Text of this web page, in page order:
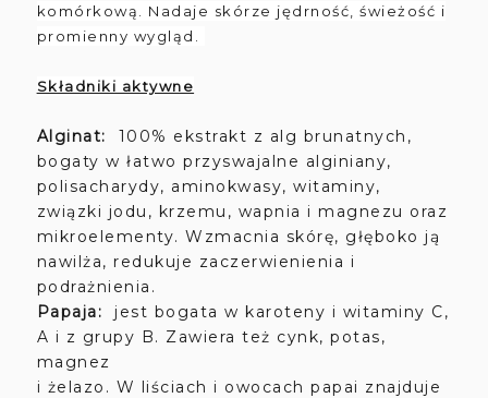
komórkową. Nadaje skórze jędrność, świeżość i
promienny wygląd.
Składniki aktywne
Alginat:
100% ekstrakt z alg brunatnych,
bogaty w łatwo przyswajalne alginiany,
polisacharydy, aminokwasy, witaminy,
związki jodu, krzemu, wapnia i magnezu oraz
mikroelementy. Wzmacnia skórę, głęboko ją
nawilża, redukuje zaczerwienienia i
podrażnienia.
Papaja:
jest bogata w karoteny i witaminy C,
A i z grupy B. Zawiera też cynk, potas,
magnez
i żelazo. W liściach i owocach papai znajduje